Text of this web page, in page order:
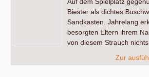
Auf dem Spielplatz
Biester als dichtes
Sandkasten. Jahrelang
besorgten Eltern ihrem
von diesem Strauch
Zur